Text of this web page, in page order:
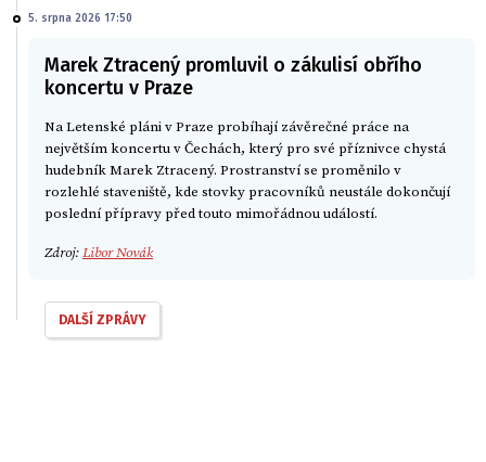
5. srpna 2026 17:50
Marek Ztracený promluvil o zákulisí obřího
koncertu v Praze
Na Letenské pláni v Praze probíhají závěrečné práce na
největším koncertu v Čechách, který pro své příznivce chystá
hudebník Marek Ztracený. Prostranství se proměnilo v
rozlehlé staveniště, kde stovky pracovníků neustále dokončují
poslední přípravy před touto mimořádnou událostí.
Zdroj:Libor Novák
DALŠÍ ZPRÁVY